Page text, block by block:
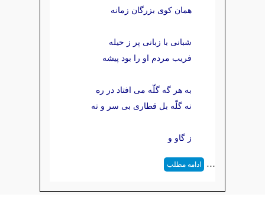
همان كوی بزرگان زمانه
شبانی با زبانی پر ز حیله
فریب مردم او را بود پیشه
به هر گه گلّه می افتاد در ره
نه گلّه بل قطاری بی سر و ته
ز گاو و
… ادامه مطلب